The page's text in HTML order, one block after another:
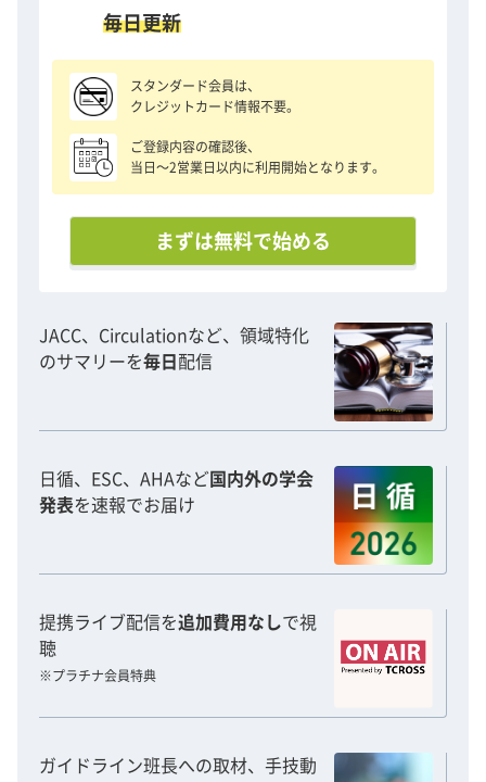
毎日更新
スタンダード会員は、
クレジットカード情報不要。
ご登録内容の確認後、
当日〜2営業日以内に利用開始となります。
まずは無料で始める
JACC、Circulationなど、領域特化
のサマリーを毎日 配信
日循、ESC、AHAなど国内外の学会
発表を速報でお届け
提携ライブ配信を追加費用なしで視
聴
※プラチナ会員特典
ガイドライン班長への取材、手技動